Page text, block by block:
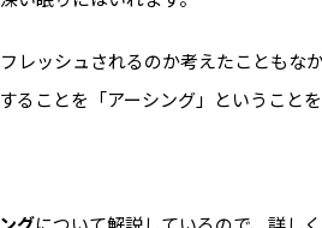
レッシュされるのか考えたこともな
ることを「アーシング」ということを